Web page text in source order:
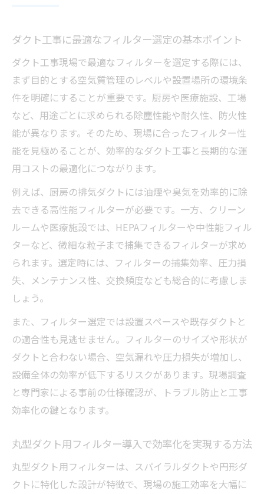
ダクト工事に最適なフィルター選定の基本ポイント
ダクト工事現場で最適なフィルターを選定する際には、
まず目的とする空気質管理のレベルや設置場所の環境条
件を明確にすることが重要です。厨房や医療施設、工場
など、用途ごとに求められる除塵性能や耐久性、防火性
能が異なります。そのため、現場に合ったフィルター性
能を見極めることが、効率的なダクト工事と長期的な運
用コストの最適化につながります。
例えば、厨房の排気ダクトには油煙や臭気を効率的に除
去できる高性能フィルターが必要です。一方、クリーン
ルームや医療施設では、HEPAフィルターや中性能フィル
ターなど、微細な粒子まで捕集できるフィルターが求め
られます。選定時には、フィルターの捕集効率、圧力損
失、メンテナンス性、交換頻度なども総合的に考慮しま
しょう。
また、フィルター選定では設置スペースや既存ダクトと
の適合性も見逃せません。フィルターのサイズや形状が
ダクトと合わない場合、空気漏れや圧力損失が増加し、
設備全体の効率が低下するリスクがあります。現場調査
と専門家による事前の仕様確認が、トラブル防止と工事
効率化の鍵となります。
丸型ダクト用フィルター導入で効率化を実現する方法
丸型ダクト用フィルターは、スパイラルダクトや円形ダ
クトに特化した設計が特徴で、現場の施工効率を大幅に